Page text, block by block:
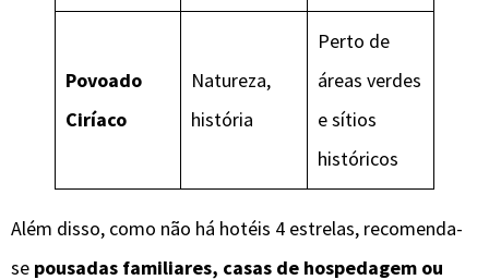
Povoado
Ciríaco
Natureza,
história
Perto de
áreas verdes
e sítios
históricos
Além disso, como não há hotéis 4 estrelas, recomenda-
se pousadas familiares, casas de hospedagem ou